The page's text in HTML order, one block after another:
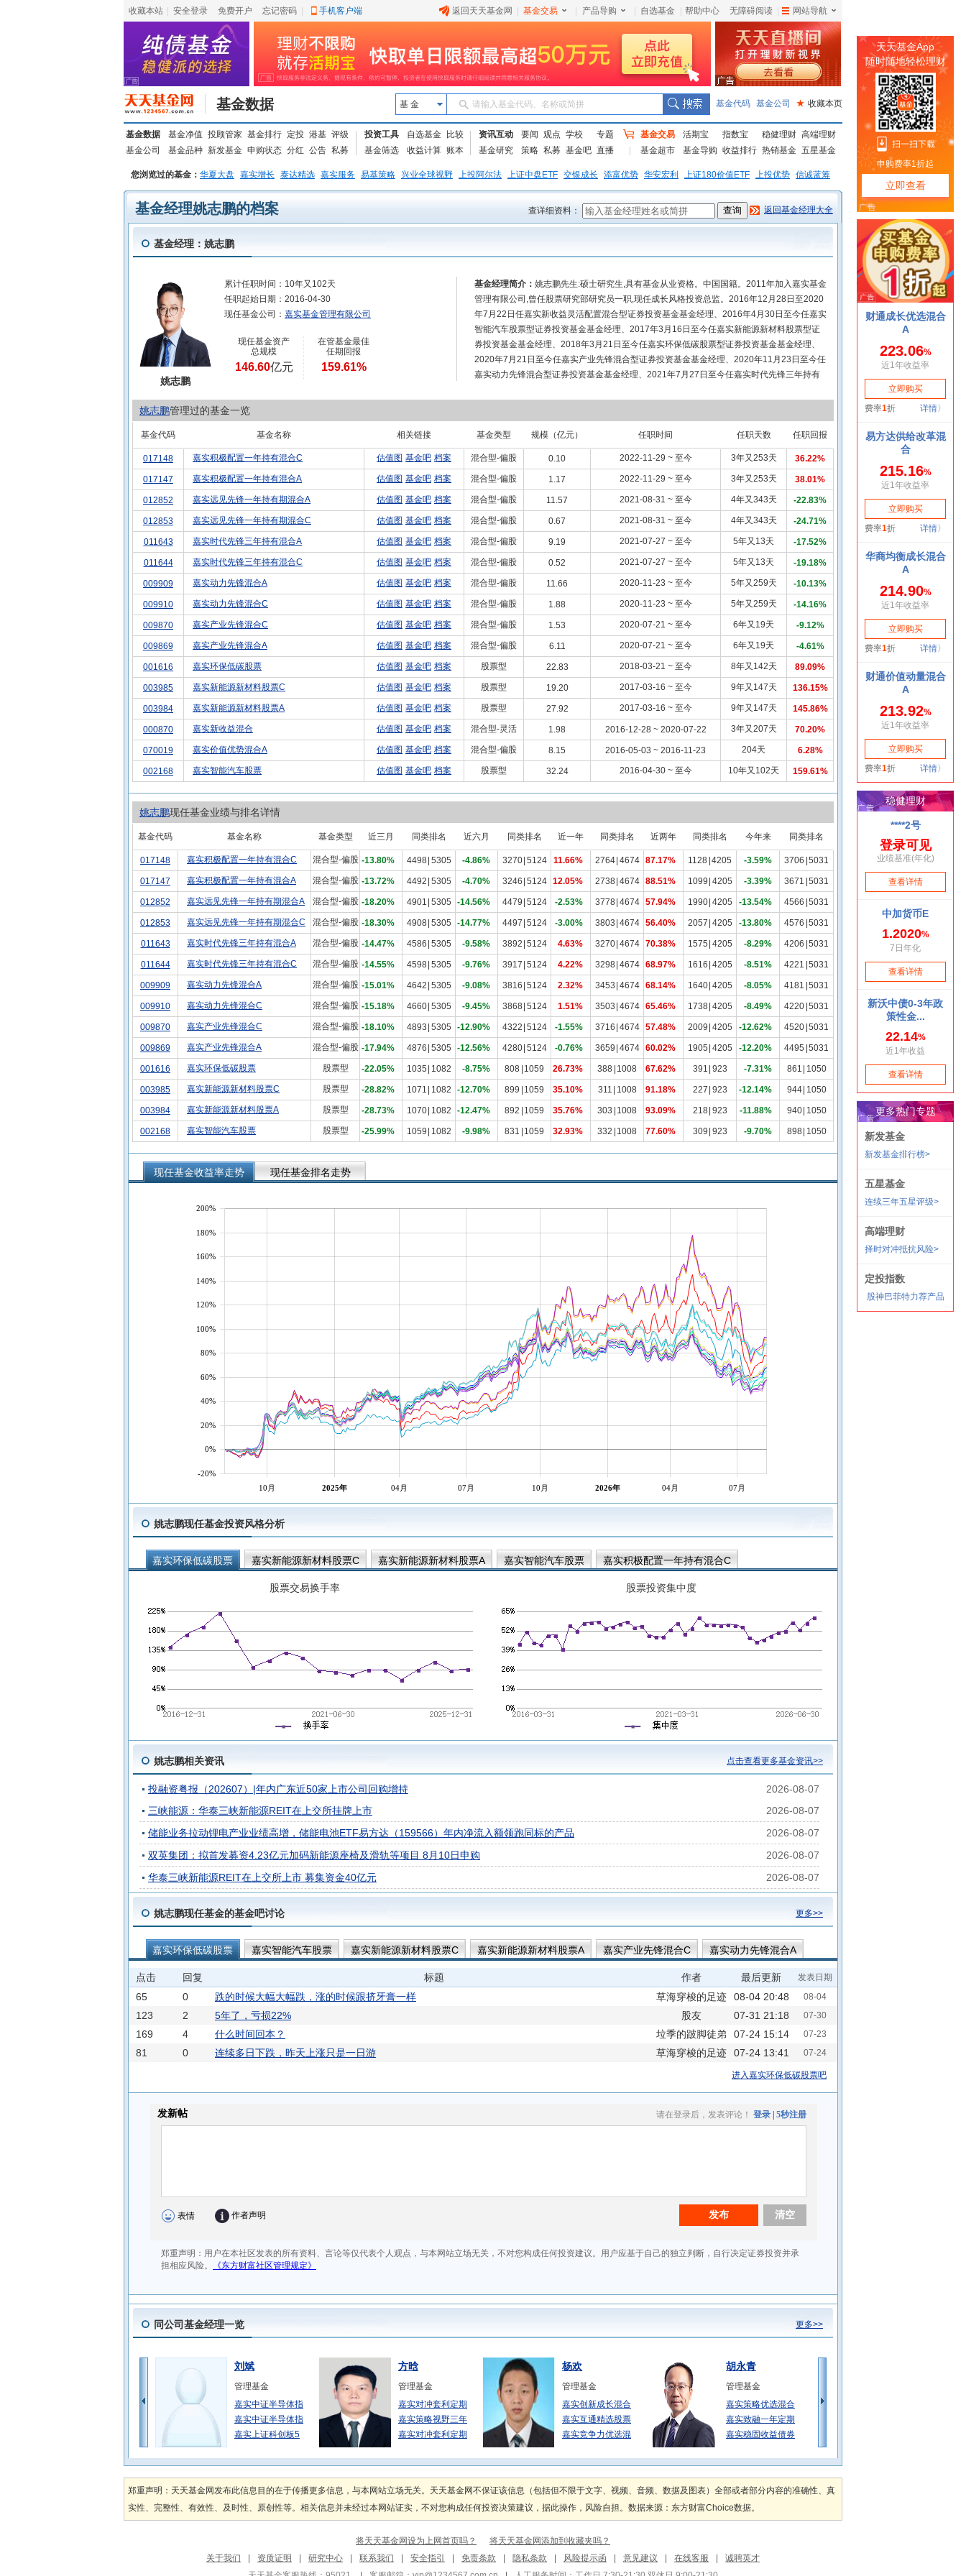
收藏本站 安全登录 免费开户 忘记密码 手机客户端 返回天天基金网 基金交易 产品导购 自选基金 帮助中心 无障碍阅读 网站导航
基金数据 基 金 请输入基金代码、名称或简拼 基金代码 基金公司 ★ 收藏本页
基金数据 基金净值 投顾管家 基金排行 定投 港基 评级
基金公司
基金品种 新发基金 申购状态 分红 公告 私募
投资工具 自选基金
比较
基金筛选
收益计算 账本
资讯互动 要闻 观点 学校
专题
基金研究
策略 私募 基金吧 直播
基金交易 活期宝 指数宝 稳健理财 高端理财
基金超市
基金导购 收益排行 热销基金 五星基金
您浏览过的基金： 华夏大盘 嘉实增长 泰达精选 嘉实服务 易基策略 兴业全球视野 上投阿尔法 上证中盘ETF 交银成长 添富优势 华安宏利 上证180价值ETF 上投优势 信诚蓝筹
基金经理姚志鹏的档案 查详细资料： 返回基金经理大全
基金经理：姚志鹏
基金经理简介： 姚志鹏先生:硕士研究生,具有基金从业资格。中国国籍。2011年加入嘉实基金
管理有限公司,曾任股票研究部研究员一职,现任成长风格投资总监。2016年12月28日至2020
年7月22日任嘉实新收益灵活配置混合型证券投资基金基金经理、2016年4月30日至今任嘉实
智能汽车股票型证券投资基金基金经理、2017年3月16日至今任嘉实新能源新材料股票型证
券投资基金基金经理、2018年3月21日至今任嘉实环保低碳股票型证券投资基金基金经理、
2020年7月21日至今任嘉实产业先锋混合型证券投资基金基金经理、2020年11月23日至今任
嘉实动力先锋混合型证券投资基金基金经理、2021年7月27日至今任嘉实时代先锋三年持有
姚志鹏
累计任职时间： 10年又102天
任职起始日期： 2016-04-30
现任基金公司： 嘉实基金管理有限公司
现任基金资产
总规模
146.60亿元
在管基金最佳
任期回报
159.61%
姚志鹏管理过的基金一览
基金代码 基金名称 相关链接 基金类型 规模（亿元） 任职时间 任职天数 任职回报
017148 嘉实积极配置一年持有混合C 估值图 基金吧 档案 混合型-偏股 0.10 2022-11-29 ~ 至今 3年又253天 36.22%
017147 嘉实积极配置一年持有混合A 估值图 基金吧 档案 混合型-偏股 1.17 2022-11-29 ~ 至今 3年又253天 38.01%
012852 嘉实远见先锋一年持有期混合A 估值图 基金吧 档案 混合型-偏股 11.57 2021-08-31 ~ 至今 4年又343天 -22.83%
012853 嘉实远见先锋一年持有期混合C 估值图 基金吧 档案 混合型-偏股 0.67 2021-08-31 ~ 至今 4年又343天 -24.71%
011643 嘉实时代先锋三年持有混合A 估值图 基金吧 档案 混合型-偏股 9.19 2021-07-27 ~ 至今 5年又13天 -17.52%
011644 嘉实时代先锋三年持有混合C 估值图 基金吧 档案 混合型-偏股 0.52 2021-07-27 ~ 至今 5年又13天 -19.18%
009909 嘉实动力先锋混合A 估值图 基金吧 档案 混合型-偏股 11.66 2020-11-23 ~ 至今 5年又259天 -10.13%
009910 嘉实动力先锋混合C 估值图 基金吧 档案 混合型-偏股 1.88 2020-11-23 ~ 至今 5年又259天 -14.16%
009870 嘉实产业先锋混合C 估值图 基金吧 档案 混合型-偏股 1.53 2020-07-21 ~ 至今 6年又19天 -9.12%
009869 嘉实产业先锋混合A 估值图 基金吧 档案 混合型-偏股 6.11 2020-07-21 ~ 至今 6年又19天 -4.61%
001616 嘉实环保低碳股票 估值图 基金吧 档案 股票型 22.83 2018-03-21 ~ 至今 8年又142天 89.09%
003985 嘉实新能源新材料股票C 估值图 基金吧 档案 股票型 19.20 2017-03-16 ~ 至今 9年又147天 136.15%
003984 嘉实新能源新材料股票A 估值图 基金吧 档案 股票型 27.92 2017-03-16 ~ 至今 9年又147天 145.86%
000870 嘉实新收益混合 估值图 基金吧 档案 混合型-灵活 1.98 2016-12-28 ~ 2020-07-22 3年又207天 70.20%
070019 嘉实价值优势混合A 估值图 基金吧 档案 混合型-偏股 8.15 2016-05-03 ~ 2016-11-23 204天 6.28%
002168 嘉实智能汽车股票 估值图 基金吧 档案 股票型 32.24 2016-04-30 ~ 至今 10年又102天 159.61%
姚志鹏现任基金业绩与排名详情
基金代码 基金名称 基金类型 近三月 同类排名 近六月 同类排名 近一年 同类排名 近两年 同类排名 今年来 同类排名
017148 嘉实积极配置一年持有混合C 混合型-偏股 -13.80% 4498 5305 -4.86% 3270 5124 11.66% 2764 4674 87.17% 1128 4205 -3.59% 3706 5031
017147 嘉实积极配置一年持有混合A 混合型-偏股 -13.72% 4492 5305 -4.70% 3246 5124 12.05% 2738 4674 88.51% 1099 4205 -3.39% 3671 5031
012852 嘉实远见先锋一年持有期混合A 混合型-偏股 -18.20% 4901 5305 -14.56% 4479 5124 -2.53% 3778 4674 57.94% 1990 4205 -13.54% 4566 5031
012853 嘉实远见先锋一年持有期混合C 混合型-偏股 -18.30% 4908 5305 -14.77% 4497 5124 -3.00% 3803 4674 56.40% 2057 4205 -13.80% 4576 5031
011643 嘉实时代先锋三年持有混合A 混合型-偏股 -14.47% 4586 5305 -9.58% 3892 5124 4.63% 3270 4674 70.38% 1575 4205 -8.29% 4206 5031
011644 嘉实时代先锋三年持有混合C 混合型-偏股 -14.55% 4598 5305 -9.76% 3917 5124 4.22% 3298 4674 68.97% 1616 4205 -8.51% 4221 5031
009909 嘉实动力先锋混合A 混合型-偏股 -15.01% 4642 5305 -9.08% 3816 5124 2.32% 3453 4674 68.14% 1640 4205 -8.05% 4181 5031
009910 嘉实动力先锋混合C 混合型-偏股 -15.18% 4660 5305 -9.45% 3868 5124 1.51% 3503 4674 65.46% 1738 4205 -8.49% 4220 5031
009870 嘉实产业先锋混合C 混合型-偏股 -18.10% 4893 5305 -12.90% 4322 5124 -1.55% 3716 4674 57.48% 2009 4205 -12.62% 4520 5031
009869 嘉实产业先锋混合A 混合型-偏股 -17.94% 4876 5305 -12.56% 4280 5124 -0.76% 3659 4674 60.02% 1905 4205 -12.20% 4495 5031
001616 嘉实环保低碳股票 股票型 -22.05% 1035 1082 -8.75% 808 1059 26.73% 388 1008 67.62% 391 923 -7.31% 861 1050
003985 嘉实新能源新材料股票C 股票型 -28.82% 1071 1082 -12.70% 899 1059 35.10% 311 1008 91.18% 227 923 -12.14% 944 1050
003984 嘉实新能源新材料股票A 股票型 -28.73% 1070 1082 -12.47% 892 1059 35.76% 303 1008 93.09% 218 923 -11.88% 940 1050
002168 嘉实智能汽车股票 股票型 -25.99% 1059 1082 -9.98% 831 1059 32.93% 332 1008 77.60% 309 923 -9.70% 898 1050
现任基金收益率走势 现任基金排名走势
10月 2025年 04月 07月 10月 2026年 04月 07月
-20%
0%
20%
40%
60%
80%
100%
120%
140%
160%
180%
200%
姚志鹏现任基金投资风格分析
嘉实环保低碳股票 嘉实新能源新材料股票C 嘉实新能源新材料股票A 嘉实智能汽车股票
嘉实积极配置一年持有混合C
嘉实积极配置一年持有混合A
嘉实远见先锋一年持有期混合A
嘉实时代先锋三年持有混合A
股票交易换手率 股票投资集中度
姚志鹏相关资讯 点击查看更多基金资讯>>
投融资粤报（202607）|年内广东近50家上市公司回购增持
2026-08-07
三峡能源：华泰三峡新能源REIT在上交所挂牌上市
2026-08-07
储能业务拉动锂电产业业绩高增，储能电池ETF易方达（159566）年内净流入额领跑同标的产品
2026-08-07
双英集团：拟首发募资4.23亿元加码新能源座椅及滑轨等项目 8月10日申购
2026-08-07
华泰三峡新能源REIT在上交所上市 募集资金40亿元
2026-08-07
姚志鹏现任基金的基金吧讨论 更多>>
嘉实环保低碳股票 嘉实智能汽车股票 嘉实新能源新材料股票C 嘉实新能源新材料股票A 嘉实产业先锋混合C
嘉实动力先锋混合A
嘉实动力先锋混合C
嘉实时代先锋三年持有混合A
嘉实远见先锋一年持有期混合A
嘉实远见先锋一年持有期混合C
嘉实积极配置一年持有混合C
点击 回复 标题 作者 最后更新 发表日期
65 0 跌的时候大幅大幅跌，涨的时候跟挤牙膏一样 草海穿梭的足迹 08-04 20:48 08-04
123 2 5年了，亏损22%
股友
869830u2p8
07-31 21:18 07-30
169 4 什么时间回本？ 垃季的跛脚徒弟 07-24 15:14 07-23
81 0 连续多日下跌，昨天上涨只是一日游 草海穿梭的足迹 07-24 13:41 07-24
进入嘉实环保低碳股票吧
同公司基金经理一览 更多>>
刘斌
管理基金
嘉实中证半导体指
嘉实中证半导体指
嘉实上证科创板5
方晗
管理基金
嘉实对冲套利定期
嘉实策略视野三年
嘉实对冲套利定期
杨欢
管理基金
嘉实创新成长混合
嘉实互通精选股票
嘉实竞争力优选混
胡永青
管理基金
嘉实策略优选混合
嘉实致融一年定期
嘉实稳固收益债券
张庆平
管理基金
嘉实多利收益债券
嘉实多利收益债券
张文玥
管理基金
嘉实活期宝货币A
嘉实3个月理财债
李曈
管理基金
嘉实活钱包货币A
嘉实活钱包货币E
轩璇
管理基金
嘉实丰益策略定期
嘉实致融一年定期
管理基金 管理基金 管理基金
郑重声明：天天基金网发布此信息目的在于传播更多信息，与本网站立场无关。天天基金网不保证该信息（包括但不限于文字、视频、音频、数据及图表）全部或者部分内容的准确性、真
实性、完整性、有效性、及时性、原创性等。相关信息并未经过本网站证实，不对您构成任何投资决策建议，据此操作，风险自担。数据来源：东方财富Choice数据。
将天天基金网设为上网首页吗？
将天天基金网添加到收藏夹吗？
关于我们
资质证明 研究中心 联系我们 安全指引 免责条款 隐私条款 风险提示函 意见建议 在线客服
诚聘英才